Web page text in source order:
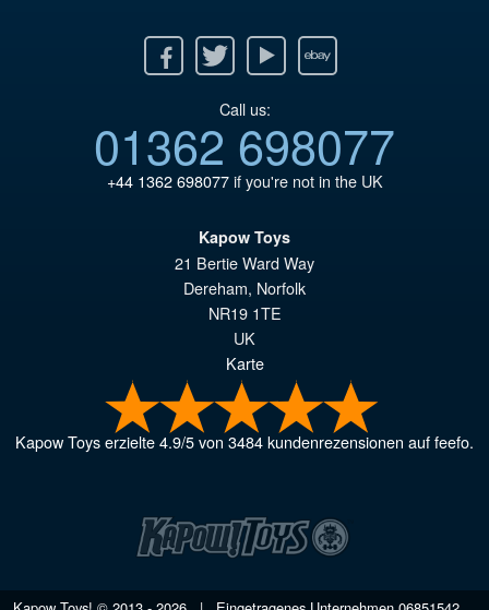
Twitter Youtube Ebay
Call us:
01362 698077
+44 1362 698077if you're not in the UK
Kapow Toys
21 Bertie Ward Way
Dereham, Norfolk
NR19 1TE
UK
Karte
Kapow Toyserzielte4.9/5von 3484kundenrezensionen auf feefo.